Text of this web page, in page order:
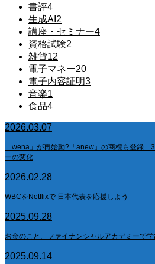
書評4
生成AI 2
講座・セミナー4
資格試験2
雑貨12
電子マネー20
電子内容証明3
音楽1
食品4
2026.03.07
「wena」が再始動?「anew」の商標も登録
ーの変化
2026.02.28
WBCをNetflixで 日本代表を応援しよう
2025.09.28
お金のこと、ファイナンシャルアカデミーで
2025.09.14